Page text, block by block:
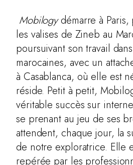
Mobilogydémarre à Paris,
les valises de Zineb au
poursuivant son travail
marocaines, avec un
à Casablanca, où elle est
réside. Petit à petit,
véritable succès sur
se prenant au jeu de ses
attendent, chaque jour, la
de notre exploratrice. Elle
repérée par les